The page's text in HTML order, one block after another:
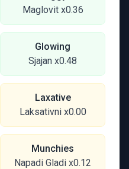
Maglovit x0.36
Glowing
Sjajan x0.48
Laxative
Laksativni x0.00
Munchies
Napadi Gladi x0.12